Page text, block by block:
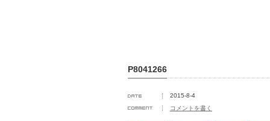
P8041266
2015-8-4
コメントを書く